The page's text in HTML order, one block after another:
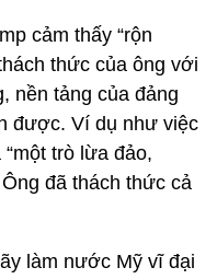
cảm thấy “rộn
thức của ông với
nền tảng của đảng
được. Ví dụ như việc
trò lừa đảo,
đã thách thức cả
làm nước Mỹ vĩ đại